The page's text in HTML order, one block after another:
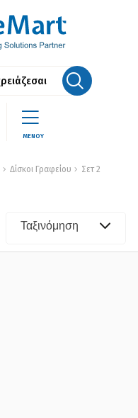
ΜΕΝΟΥ
Δίσκοι Γραφείου Σετ 2
Ταξινόμηση